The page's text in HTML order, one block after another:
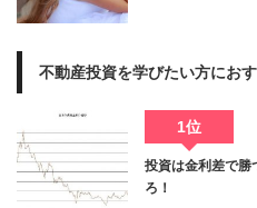
不動産投資を学びたい方にお
1位
投資は金利差で勝
ろ！